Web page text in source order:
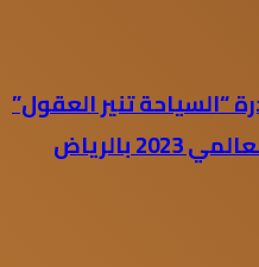
“السياحة تنير العقول”
بالرياض